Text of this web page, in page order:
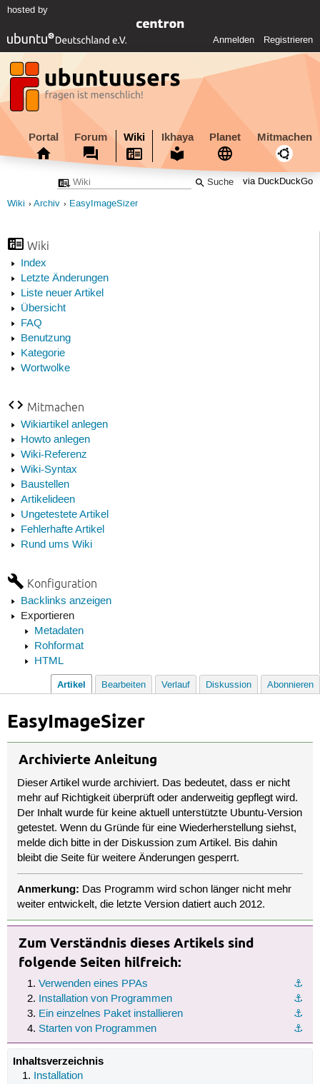
hosted by
Anmelden Registrieren
Portal Forum Wiki Ikhaya Planet Mitmachen
via DuckDuckGo
Wiki Archiv EasyImageSizer
Wiki
Index
Letzte Änderungen
Liste neuer Artikel
Übersicht
FAQ
Benutzung
Kategorie
Wortwolke
Mitmachen
Wikiartikel anlegen
Howto anlegen
Wiki-Referenz
Wiki-Syntax
Baustellen
Artikelideen
Ungetestete Artikel
Fehlerhafte Artikel
Rund ums Wiki
Konfiguration
Backlinks anzeigen
Exportieren
Metadaten
Rohformat
HTML
Artikel Bearbeiten Verlauf Diskussion Abonnieren
EasyImageSizer
Archivierte Anleitung
Dieser Artikel wurde archiviert. Das bedeutet, dass er nicht
mehr auf Richtigkeit überprüft oder anderweitig gepflegt wird.
Der Inhalt wurde für keine aktuell unterstützte Ubuntu-Version
getestet. Wenn du Gründe für eine Wiederherstellung siehst,
melde dich bitte in der Diskussion zum Artikel. Bis dahin
bleibt die Seite für weitere Änderungen gesperrt.
Anmerkung: Das Programm wird schon länger nicht mehr
weiter entwickelt, die letzte Version datiert auch 2012.
Zum Verständnis dieses Artikels sind
folgende Seiten hilfreich:
⚓︎
Verwenden eines PPAs
⚓︎
Installation von Programmen
⚓︎
Ein einzelnes Paket installieren
⚓︎
Starten von Programmen
Inhaltsverzeichnis
Installation